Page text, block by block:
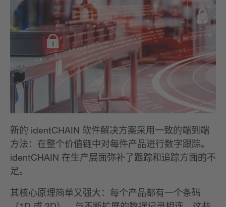
新的 identCHAIN 软件解决方案采用一致的端到端
方法：在整个价值链中对每件产品进行数字跟踪。
identCHAIN 在生产层面弥补了跟踪和追踪方面的不
足。
其核心原理简单又强大：每个产品都有一个条码